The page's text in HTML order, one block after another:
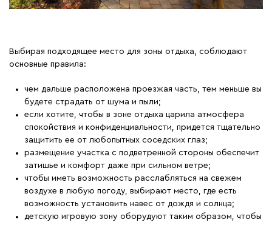
Выбирая подходящее место для зоны отдыха, соблюдают
основные правила:
чем дальше расположена проезжая часть, тем меньше вы
будете страдать от шума и пыли;
если хотите, чтобы в зоне отдыха царила атмосфера
спокойствия и конфиденциальности, придется тщательно
защитить ее от любопытных соседских глаз;
размещение участка с подветренной стороны обеспечит
затишье и комфорт даже при сильном ветре;
чтобы иметь возможность расслабляться на свежем
воздухе в любую погоду, выбирают место, где есть
возможность установить навес от дождя и солнца;
детскую игровую зону оборудуют таким образом, чтобы